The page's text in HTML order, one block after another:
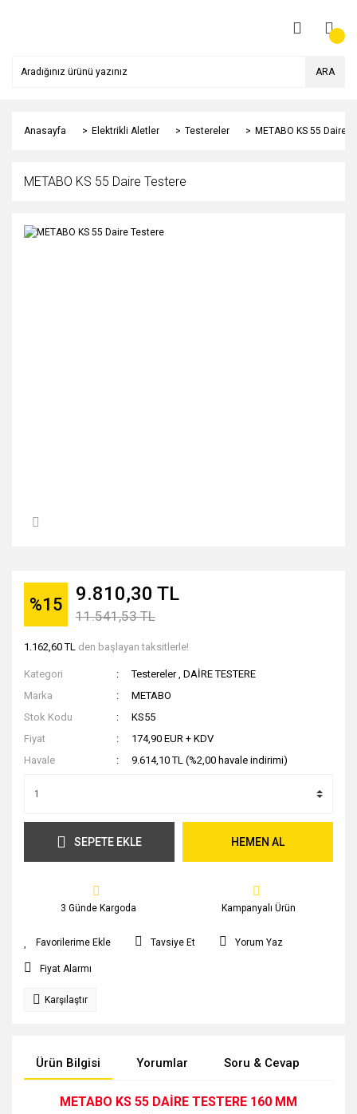
ARA
Anasayfa Elektrikli Aletler Testereler METABO KS 55 Daire
METABO KS 55 Daire Testere
%15 9.810,30 TL
11.541,53 TL
1.162,60 TL den başlayan taksitlerle!
Kategori Testereler ,DAİRE TESTERE
Marka
METABO
Stok Kodu
KS55
Fiyat
174,90 EUR + KDV
Havale
9.614,10 TL (%2,00 havale indirimi)
SEPETE EKLE HEMEN AL
3 Günde Kargoda Kampanyalı Ürün
Tavsiye Et Yorum Yaz
Fiyat Alarmı
Karşılaştır
Ürün Bilgisi Yorumlar Soru & Cevap
METABO KS 55 DAİRE TESTERE 160 MM